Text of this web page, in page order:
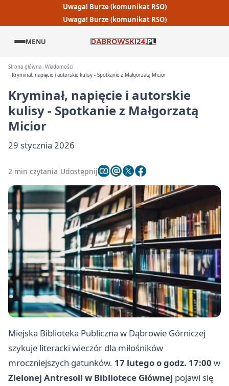
Uwaga! Burze (komunikat RSO)
Uwaga! Burze (komunikat RSO)
MENU
Strona główna Wiadomości
Kryminał, napięcie i autorskie kulisy - Spotkanie z Małgorzatą Micior
Kryminał, napięcie i autorskie
kulisy - Spotkanie z Małgorzatą
Micior
29 stycznia 2026
2 min czytania Udostępnij
Miejska Biblioteka Publiczna w Dąbrowie Górniczej
szykuje literacki wieczór dla miłośników
mroczniejszych gatunków. 17 lutego o godz. 17:00 w
Zielonej Antresoli w Bibliotece Głównej pojawi się